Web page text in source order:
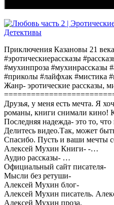
Приключения Казановы 21 века
#эротическиерассказы
#мухинпроза #мухинрассказы
#приколы #лайфхак #мистика
Жанр- эротические рассказы,
Друзья, у меня есть мечта. Я
романы, книги снимали кино!
Последняя надежда- это то,
Делитесь видео.Так, может
Спасибо. Пусть и ваши мечты
Алексей Мухин Книги- -…
Аудио рассказы- …
Официальный сайт писателя-
Мысли без ретуши-
Алексей Мухин блог-
Алексей Мухин писатель.
Алексей Мухин проза.